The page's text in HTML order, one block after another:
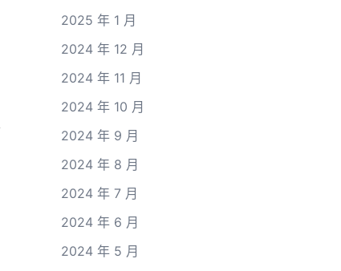
2025 年 1 月
2024 年 12 月
2024 年 11 月
2024 年 10 月
2024 年 9 月
2024 年 8 月
2024 年 7 月
2024 年 6 月
2024 年 5 月